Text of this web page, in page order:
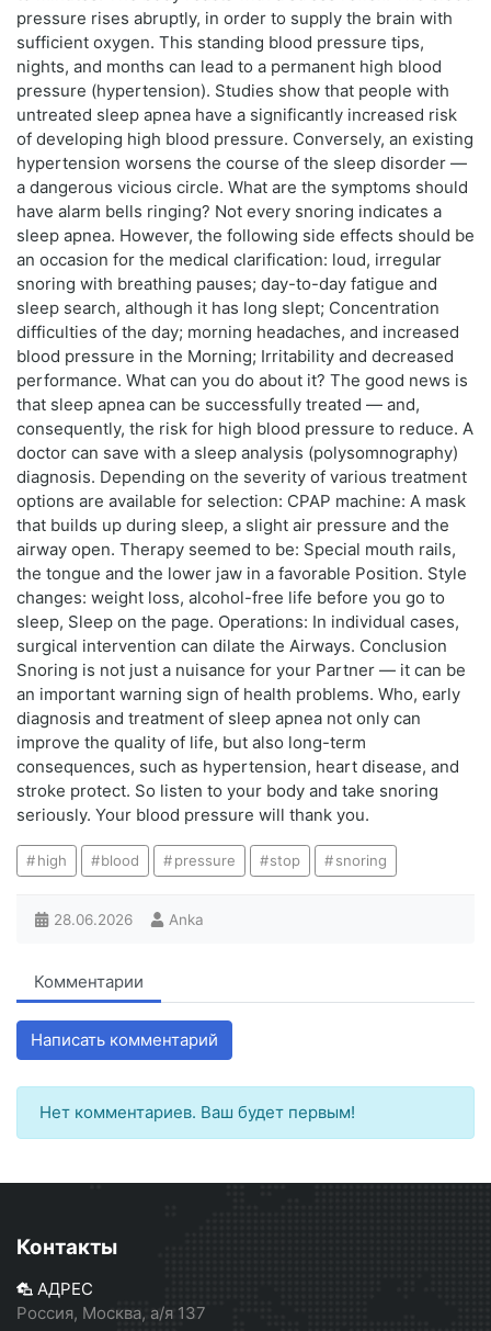
pressure rises abruptly, in order to supply the brain with
sufficient oxygen. This standing blood pressure tips,
nights, and months can lead to a permanent high blood
pressure (hypertension). Studies show that people with
untreated sleep apnea have a significantly increased risk
of developing high blood pressure. Conversely, an existing
hypertension worsens the course of the sleep disorder —
a dangerous vicious circle. What are the symptoms should
have alarm bells ringing? Not every snoring indicates a
sleep apnea. However, the following side effects should be
an occasion for the medical clarification: loud, irregular
snoring with breathing pauses; day-to-day fatigue and
sleep search, although it has long slept; Concentration
difficulties of the day; morning headaches, and increased
blood pressure in the Morning; Irritability and decreased
performance. What can you do about it? The good news is
that sleep apnea can be successfully treated — and,
consequently, the risk for high blood pressure to reduce. A
doctor can save with a sleep analysis (polysomnography)
diagnosis. Depending on the severity of various treatment
options are available for selection: CPAP machine: A mask
that builds up during sleep, a slight air pressure and the
airway open. Therapy seemed to be: Special mouth rails,
the tongue and the lower jaw in a favorable Position. Style
changes: weight loss, alcohol-free life before you go to
sleep, Sleep on the page. Operations: In individual cases,
surgical intervention can dilate the Airways. Conclusion
Snoring is not just a nuisance for your Partner — it can be
an important warning sign of health problems. Who, early
diagnosis and treatment of sleep apnea not only can
improve the quality of life, but also long-term
consequences, such as hypertension, heart disease, and
stroke protect. So listen to your body and take snoring
seriously. Your blood pressure will thank you.
high blood pressure stop snoring
28.06.2026 Anka
Комментарии
Написать комментарий
Нет комментариев. Ваш будет первым!
Контакты
АДРЕС
Россия, Москва, а/я 137